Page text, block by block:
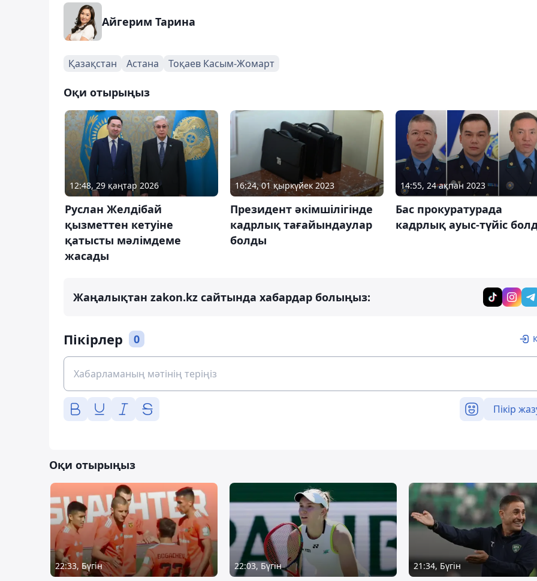
Айгерим Тарина
Қазақстан Астана Тоқаев Касым-Жомарт
Оқи отырыңыз
12:48, 29 қаңтар 2026
Руслан Желдібай
қызметтен кетуіне
қатысты мәлімдеме
жасады
16:24, 01 қыркүйек 2023
Президент әкімшілігінде
кадрлық тағайындаулар
болды
14:55, 24 ақпан 2023
Бас прокуратурада
кадрлық ауыс-түйіс
Жаңалықтан zakon.kz сайтында хабардар болыңыз:
Пікірлер 0
Пікір
Оқи отырыңыз
22:33, Бүгін 22:03, Бүгін 21:34, Бүгін